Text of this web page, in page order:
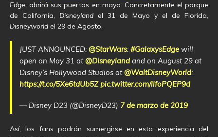
Edge, abrirá sus puertas en mayo. Concretamente el parque
de California, Disneyland el 31 de Mayo y el de Florida,
Disneyworld el 29 de Agosto.
JUST ANNOUNCED: @StarWars: #GalaxysEdge will
open on May 31 at@Disneyland and on August 29 at
Disney’s Hollywood Studios at@WaltDisneyWorld:
https://t.co/5Xe6tdUb5Z pic.twitter.com/llfoPQEP9d
— Disney D23 (@DisneyD23) 7 de marzo de 2019
Así, los fans podrán sumergirse en esta experiencia del